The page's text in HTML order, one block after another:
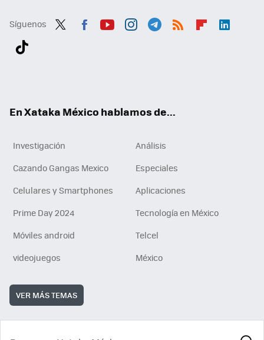
Síguenos
En Xataka México hablamos de...
Investigación
Análisis
Cazando Gangas Mexico
Especiales
Celulares y Smartphones
Aplicaciones
Prime Day 2024
Tecnología en México
Móviles android
Telcel
videojuegos
México
VER MÁS TEMAS